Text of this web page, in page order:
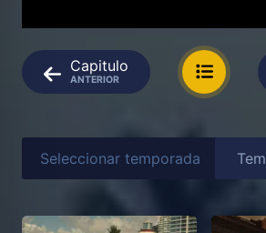
Capitulo
ANTERIOR
Seleccionar temporada